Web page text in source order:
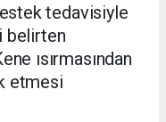
tedavisiyle
belirten
ısırmasından
etmesi